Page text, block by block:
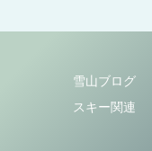
雪山ブログ
スキー関連